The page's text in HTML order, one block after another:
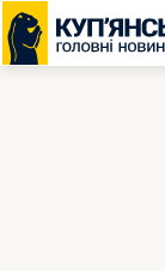
Перейти
до
вмісту